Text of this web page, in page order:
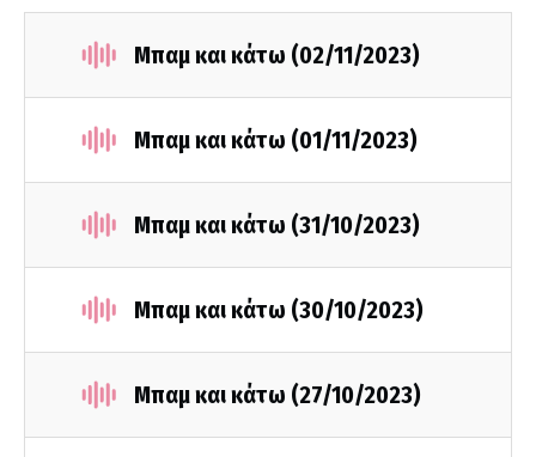
Μπαμ και κάτω (02/11/2023)
Μπαμ και κάτω (01/11/2023)
Μπαμ και κάτω (31/10/2023)
Μπαμ και κάτω (30/10/2023)
Μπαμ και κάτω (27/10/2023)